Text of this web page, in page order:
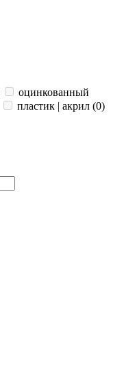
оцинкованный
пластик | акрил (0)